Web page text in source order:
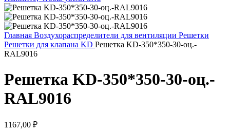
Главная Воздухораспределители для вентиляции Решетки
Решетки для клапана KD Решетка KD-350*350-30-оц.-
RAL9016
Решетка KD-350*350-30-оц.-
RAL9016
1167,00 ₽